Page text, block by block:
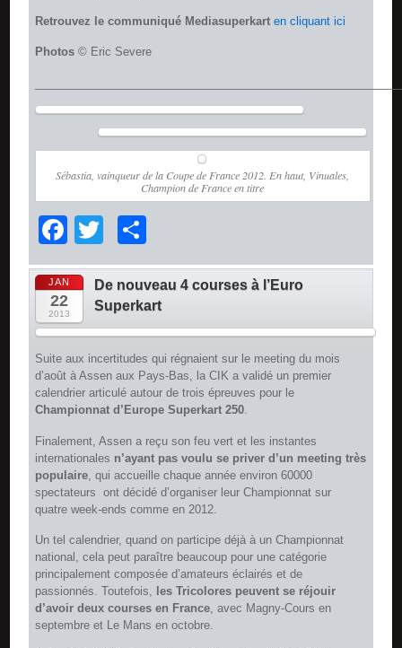
Retrouvez le communiqué Mediasuperkart en cliquant ici
Photos © Eric Severe
Sébastia, vainqueur de la Coupe de France 2012. En haut, Vinuales,
Champion de France en titre
Facebook
Twitter
JAN
22
2013
De nouveau 4 courses à l’Euro
Superkart
Suite aux incertitudes qui régnaient sur le meeting du mois
d’août à Assen aux Pays-Bas, la CIK a validé un premier
calendrier articulé autour de trois épreuves pour le
Championnat d’Europe Superkart 250.
Finalement, Assen a reçu son feu vert et les instantes
internationales n’ayant pas voulu se priver d’un meeting très
populaire , qui accueille chaque année environ 60000
spectateurs  ont décidé d’organiser leur Championnat sur
quatre week-ends comme en 2012.
Un tel calendrier, quand on participe déjà à un Championnat
national, cela peut paraître beaucoup pour une catégorie
principalement composée d’amateurs éclairés et de
passionnés. Toutefois, les Tricolores peuvent se réjouir
d’avoir deux courses en France, avec Magny-Cours en
septembre et Le Mans en octobre.